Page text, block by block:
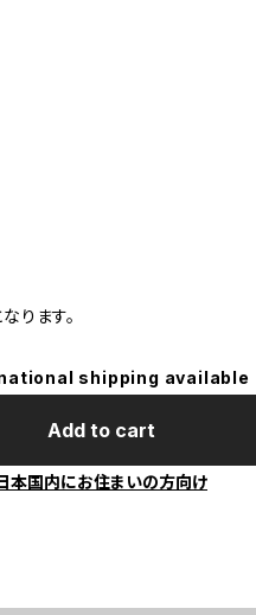
ります。
shipping available
Add to cart
本国内にお住まいの方向け